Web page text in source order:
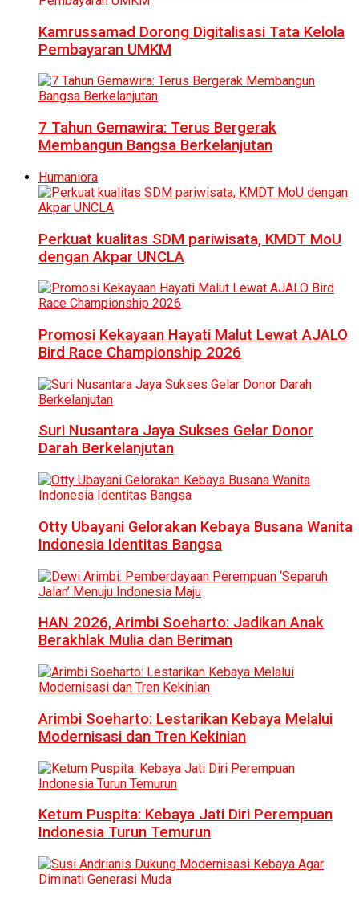
Kamrussamad Dorong Digitalisasi Tata Kelola
Pembayaran UMKM
7 Tahun Gemawira: Terus Bergerak
Membangun Bangsa Berkelanjutan
Humaniora
Perkuat kualitas SDM pariwisata, KMDT MoU
dengan Akpar UNCLA
Promosi Kekayaan Hayati Malut Lewat AJALO
Bird Race Championship 2026
Suri Nusantara Jaya Sukses Gelar Donor
Darah Berkelanjutan
Otty Ubayani Gelorakan Kebaya Busana Wanita
Indonesia Identitas Bangsa
HAN 2026, Arimbi Soeharto: Jadikan Anak
Berakhlak Mulia dan Beriman
Arimbi Soeharto: Lestarikan Kebaya Melalui
Modernisasi dan Tren Kekinian
Ketum Puspita: Kebaya Jati Diri Perempuan
Indonesia Turun Temurun